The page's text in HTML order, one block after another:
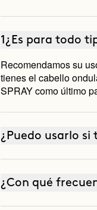
1¿Es para todo
Recomendamos su
tienes el cabello
SPRAY como último
¿Puedo usarlo si
¿Con qué